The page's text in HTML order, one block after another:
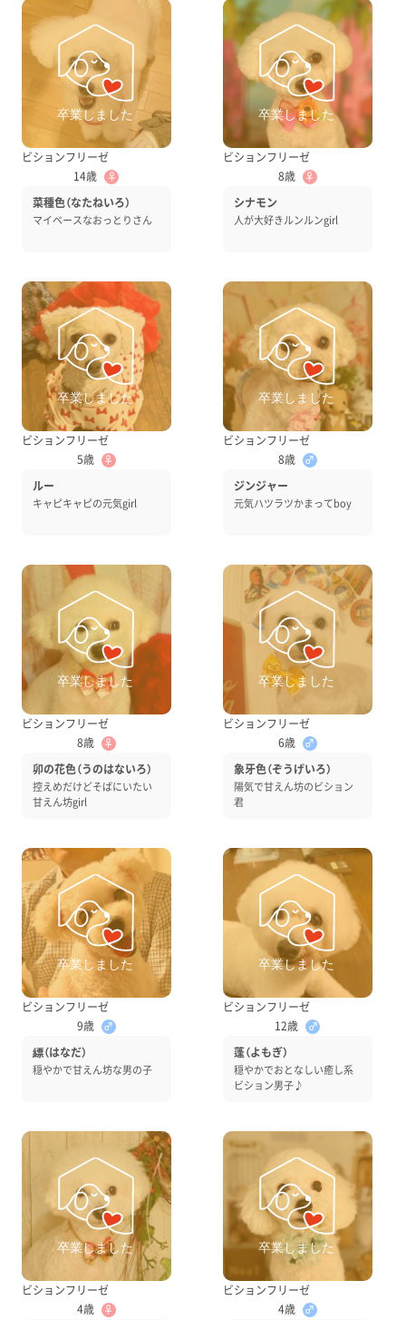
ビションフリーゼ
14歳
♀
菜種色（なたねいろ）
マイペースなおっとりさん
ビションフリーゼ
8歳
♀
シナモン
人が大好きルンルンgirl
ビションフリーゼ
5歳
♀
ルー
キャピキャピの元気girl
ビションフリーゼ
8歳
♂
ジンジャー
元気ハツラツかまってboy
ビションフリーゼ
8歳
♀
卯の花色（うのはないろ）
控えめだけどそばにいたい
甘えん坊girl
ビションフリーゼ
6歳
♂
象牙色（ぞうげいろ）
陽気で甘えん坊のビション
君
ビションフリーゼ
9歳
♂
縹（はなだ）
穏やかで甘えん坊な男の子
ビションフリーゼ
12歳
♂
蓬（よもぎ）
穏やかでおとなしい癒し系
ビション男子♪
ビションフリーゼ
4歳
♀
ビションフリーゼ
4歳
♂